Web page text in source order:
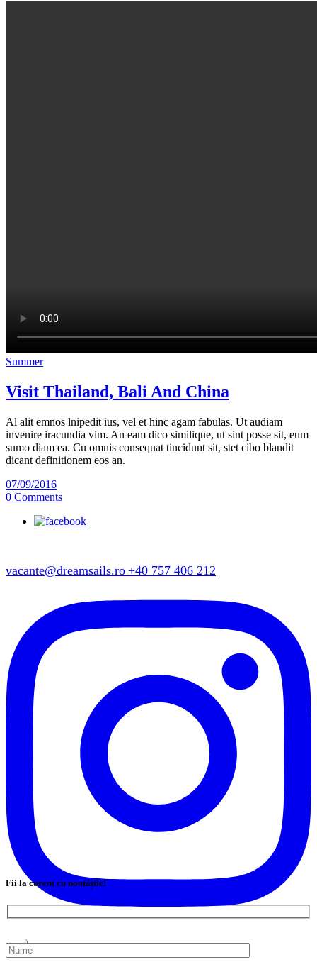
Summer
Visit Thailand, Bali And China
Al alit emnos lnipedit ius, vel et hinc agam fabulas. Ut audiam
invenire iracundia vim. An eam dico similique, ut sint posse sit, eum
sumo diam ea. Cu omnis consequat tincidunt sit, stet cibo blandit
dicant definitionem eos an.
07/09/2016
0 Comments
vacante@dreamsails.ro +40 757 406 212
Fii la curent cu noutățile!